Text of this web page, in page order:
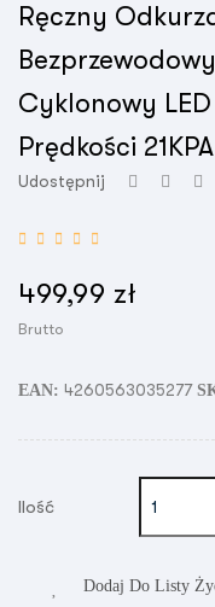
Ręczny
Cyklonowy LED
Prędkości
Udostępnij
499,99 zł
Brutto
EAN: 4260563035277
Ilość
Dodaj Do Listy